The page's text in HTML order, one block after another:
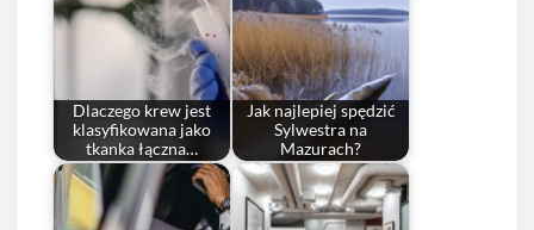
Dlaczego krew jest
klasyfikowana jako
tkanka łączna…
Jak najlepiej spędzić
Sylwestra na
Mazurach?